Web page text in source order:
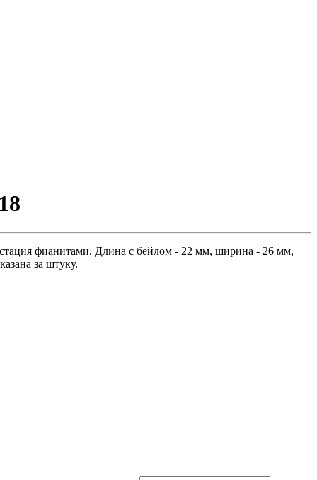
фианитами. Длина с бейлом - 22 мм, ширина - 26 мм,
за штуку.